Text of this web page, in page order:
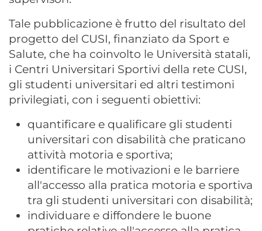
Tale pubblicazione è frutto del risultato del
progetto del CUSI, finanziato da Sport e
Salute, che ha coinvolto le Università statali,
i Centri Universitari Sportivi della rete CUSI,
gli studenti universitari ed altri testimoni
privilegiati, con i seguenti obiettivi:
quantificare e qualificare gli studenti
universitari con disabilità che praticano
attività motoria e sportiva;
identificare le motivazioni e le barriere
all'accesso alla pratica motoria e sportiva
tra gli studenti universitari con disabilità;
individuare e diffondere le buone